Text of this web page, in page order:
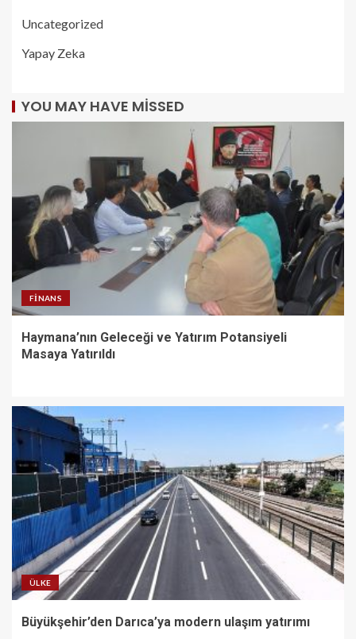
Uncategorized
Yapay Zeka
YOU MAY HAVE MISSED
FINANS
Haymana’nın Geleceği ve Yatırım Potansiyeli
Masaya Yatırıldı
ÜLKE
Büyükşehir’den Darıca’ya modern ulaşım yatırımı